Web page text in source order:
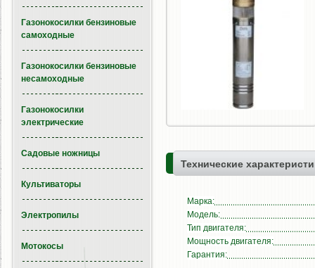
Технические
Марка:
Модель:
Тип двигателя:
Мощность двигателя:
Гарантия:
Газонокосилки бензиновые
самоходные
Газонокосилки бензиновые
несамоходные
Газонокосилки
электрические
Садовые ножницы
Культиваторы
Электропилы
Мотокосы